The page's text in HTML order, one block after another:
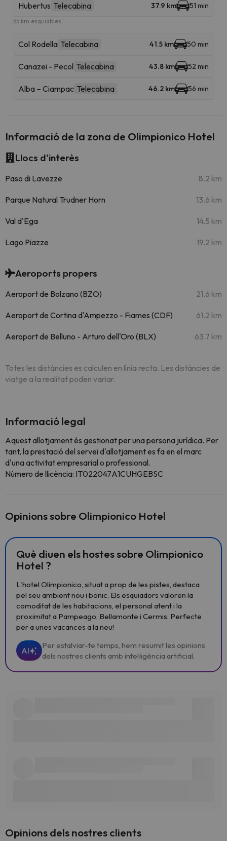
Hubertus Telecabina 37.9 km 51 min
55 km esquiables
Col Rodella Telecabina 41.5 km 50 min
Canazei - Pecol Telecabina 43.8 km 52 min
Alba – Ciampac Telecabina 46.2 km 56 min
Informació de la zona de Olimpionico Hotel
Llocs d'interès
Paso di Lavezze 8.2 km
Parque Natural Trudner Horn 13.6 km
Val d'Ega 14.5 km
Lago Piazze 19.2 km
Aeroports propers
Aeroport de Bolzano (BZO) 21.6 km
Aeroport de Cortina d'Ampezzo - Fiames (CDF) 61.2 km
Aeroport de Belluno - Arturo dell'Oro (BLX) 63.7 km
Totes les distàncies es calculen en línia recta. Les distàncies de
viatge a la realitat poden variar.
Informació legal
Aquest allotjament és gestionat per una persona jurídica. Per
tant, la prestació del servei d'allotjament es fa en el marc
d'una activitat empresarial o professional.
Número de llicència: IT022047A1CUHGEBSC
Opinions sobre Olimpionico Hotel
Què diuen els hostes sobre Olimpionico
Hotel ?
L'hotel Olimpionico, situat a prop de les pistes, destaca
pel seu ambient nou i bonic. Els esquiadors valoren la
comoditat de les habitacions, el personal atent i la
proximitat a Pampeago, Bellamonte i Cermis. Perfecte
per a unes vacances a la neu!
AI
Per estalviar-te temps, hem resumit les opinions
dels nostres clients amb intel·ligència artificial.
Opinions dels nostres clients